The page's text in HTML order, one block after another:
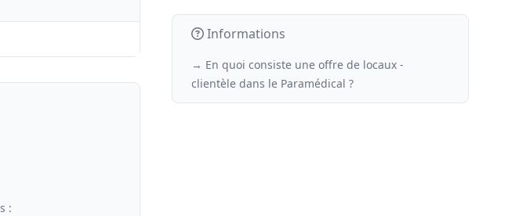
:
Informations
→ En quoi consiste une offre de locaux -
clientèledans le Paramédical ?